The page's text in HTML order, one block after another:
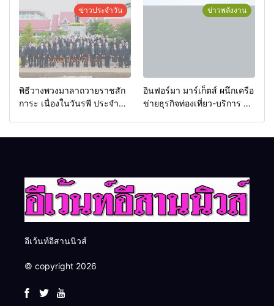
เกียรติยศแห่งการเสียสละ”
ข่าวประจำวัน
พิธีวางพวงมาลาถวายราชสัก
การะ เนื่องในวันรพี ประจำปี
ข่าวพลังงาน
อินฟอร์มา มาร์เก็ตส์ ผนึกเครือ
ข่ายธุรกิจท่องเที่ยว-บริการ จัด
อีเว้นท์อีสานนิวส์
© copyright 2026